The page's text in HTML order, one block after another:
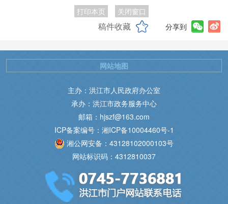
打印本页 关闭窗口
稿件收藏 分享到
主办：洪江市人民政府办公室
承办：洪江市政务服务中心
邮箱：hjszf@163.com
ICP备案编号：湘ICP备10004460号-1
湘公网安备：43128102000103号
网站标识码：4312810037
网站地图